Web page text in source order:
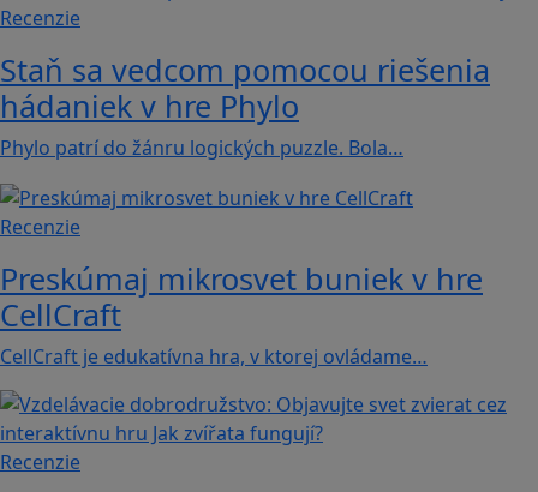
Recenzie
Staň sa vedcom pomocou riešenia
hádaniek v hre Phylo
Phylo patrí do žánru logických puzzle. Bola…
Recenzie
Preskúmaj mikrosvet buniek v hre
CellCraft
CellCraft je edukatívna hra, v ktorej ovládame…
Recenzie